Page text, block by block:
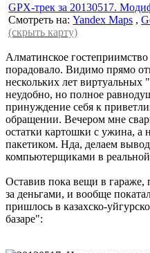
GPX-трек за 20130517.
Смотреть на:Yandex Maps ,
(скрыть карту)
Алматинское
порадовало. Видимо прямо
нескольких лет виртуальных
неудобно, но полное
принуждение себя к
обращении. Вечером мне
остатки картошки с ужина, а
пакетиком. Нда, делаем
компьютерщиками в
Оставив пока вещи в гараже,
за деньгами, и вообще
пришлось в казахско-
базаре":